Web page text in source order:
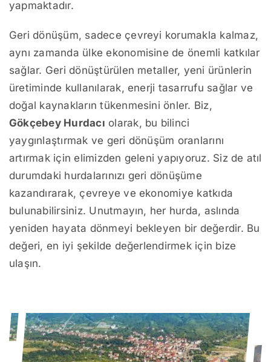
yapmaktadır.
Geri dönüşüm, sadece çevreyi korumakla kalmaz,
aynı zamanda ülke ekonomisine de önemli katkılar
sağlar. Geri dönüştürülen metaller, yeni ürünlerin
üretiminde kullanılarak, enerji tasarrufu sağlar ve
doğal kaynakların tükenmesini önler. Biz,
Gökçebey Hurdacı olarak, bu bilinci
yaygınlaştırmak ve geri dönüşüm oranlarını
artırmak için elimizden geleni yapıyoruz. Siz de atıl
durumdaki hurdalarınızı geri dönüşüme
kazandırarak, çevreye ve ekonomiye katkıda
bulunabilirsiniz. Unutmayın, her hurda, aslında
yeniden hayata dönmeyi bekleyen bir değerdir. Bu
değeri, en iyi şekilde değerlendirmek için bize
ulaşın.